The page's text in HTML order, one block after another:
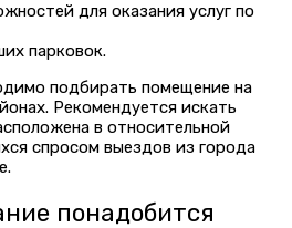
для оказания услуг по
парковок.
подбирать помещение на
Рекомендуется искать
в относительной
спросом выездов из города
понадобится